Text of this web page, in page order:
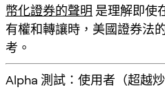
幣化證券的聲明 是理解即使
有權和轉讓時，美國證券法
考。
Alpha 測試：使用者（超越